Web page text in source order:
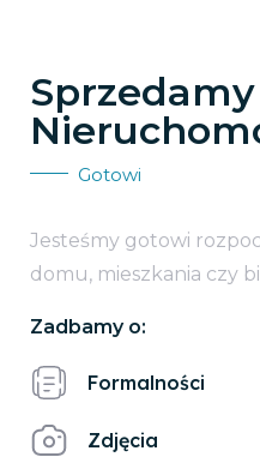
Gotowi
Jesteśmy gotowi
domu, mieszkania czy
Zadbamy o:
Formalności
Zdjęcia